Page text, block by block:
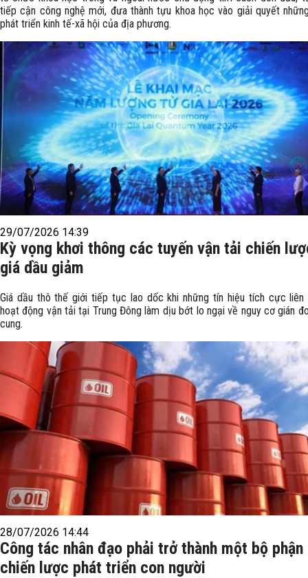
tiếp cận công nghệ mới, đưa thành tựu khoa học vào giải quyết
phát triển kinh tế-xã hội của địa phương.
29/07/2026 14:39
Kỳ vọng khơi thông các tuyến vận tải chiến
giá dầu giảm
Giá dầu thô thế giới tiếp tục lao dốc khi những tín hiệu tích cực liên
hoạt động vận tải tại Trung Đông làm dịu bớt lo ngại về nguy cơ gián
cung.
28/07/2026 14:44
Công tác nhân đạo phải trở thành một bộ phận
chiến lược phát triển con người